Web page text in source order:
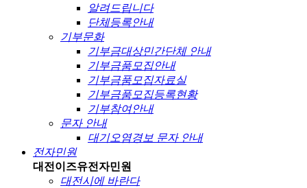
알려드립니다
단체등록안내
기부문화
기부금대상민간단체 안내
기부금품모집안내
기부금품모집자료실
기부금품모집등록현황
기부참여안내
문자 안내
대기오염경보 문자 안내
전자민원
대전이즈유전자민원
대전시에 바란다